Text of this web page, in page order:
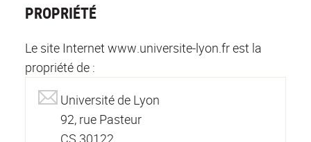
PROPRIÉTÉ
Le site Internet www.universite-lyon.fr est la
propriété de :
Université de Lyon
92, rue Pasteur
CS 30122